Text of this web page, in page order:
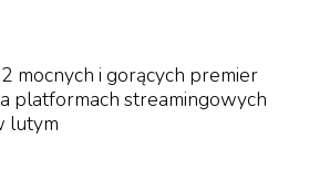
mocnych i gorących premier
platformach streamingowych
lutym